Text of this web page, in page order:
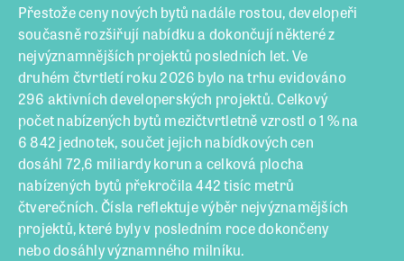
Přestože ceny nových bytů nadále rostou, developeři
současně rozšiřují nabídku a dokončují některé z
nejvýznamnějších projektů posledních let. Ve
druhém čtvrtletí roku 2026 bylo na trhu evidováno
296 aktivních developerských projektů. Celkový
počet nabízených bytů mezičtvrtletně vzrostl o 1 % na
6 842 jednotek, součet jejich nabídkových cen
dosáhl 72,6 miliardy korun a celková plocha
nabízených bytů překročila 442 tisíc metrů
čtverečních. Čísla reflektuje výběr nejvýznamějších
projektů, které byly v posledním roce dokončeny
nebo dosáhly významného milníku.